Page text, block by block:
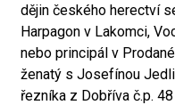
dějin českého herectví
Harpagon v Lakomci,
nebo principál v
ženatý s Josefínou
řezníka z Dobříva č.p.